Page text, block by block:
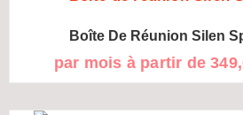
Boîte De Réunion Silen
par mois à partir de